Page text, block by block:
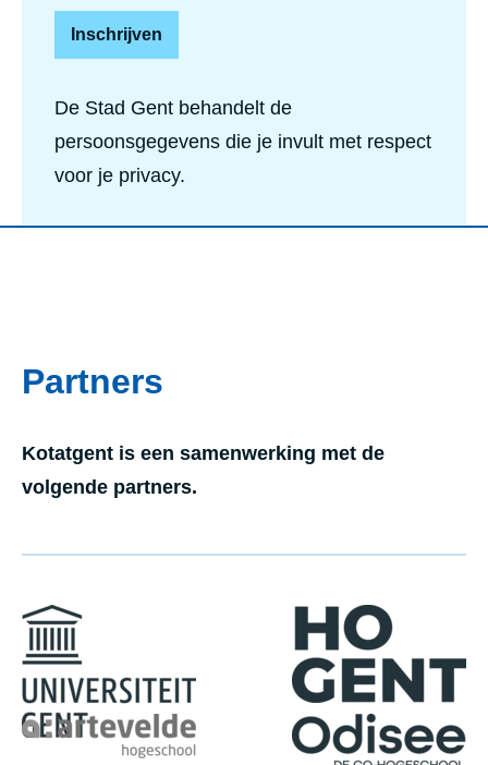
De Stad Gent behandelt de
persoonsgegevens die je invult met respect
voor je privacy.
Partners
Kotatgent is een samenwerking met de
volgende partners.